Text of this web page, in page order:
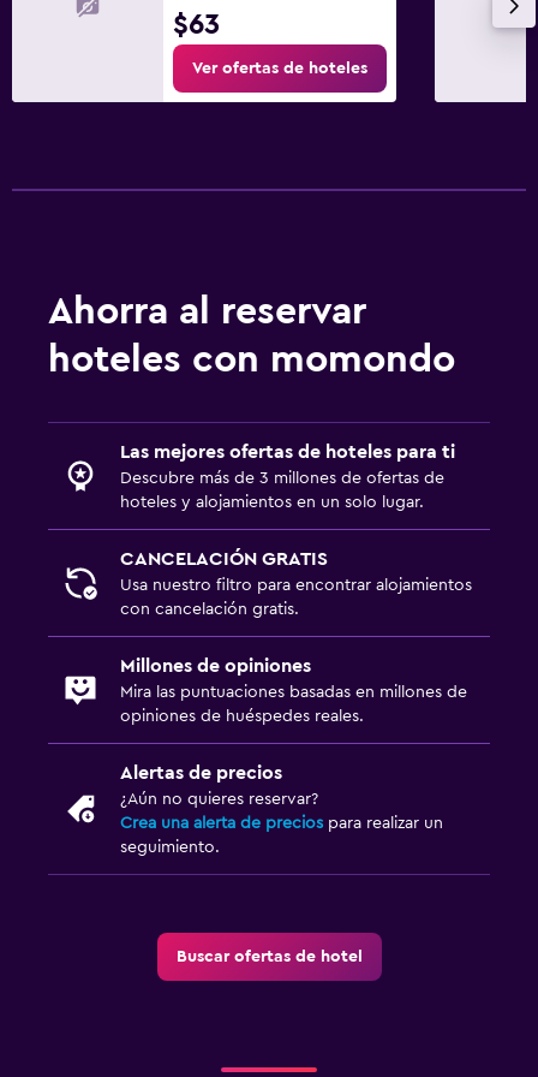
$63
Ver ofertas de hoteles
Ahorra al reservar
hoteles con momondo
Las mejores ofertas de hoteles para ti
Descubre más de 3 millones de ofertas de
hoteles y alojamientos en un solo lugar.
CANCELACIÓN GRATIS
Usa nuestro filtro para encontrar alojamientos
con cancelación gratis.
Millones de opiniones
Mira las puntuaciones basadas en millones de
opiniones de huéspedes reales.
Alertas de precios
¿Aún no quieres reservar?
Crea una alerta de precios para realizar un
seguimiento.
Buscar ofertas de hotel